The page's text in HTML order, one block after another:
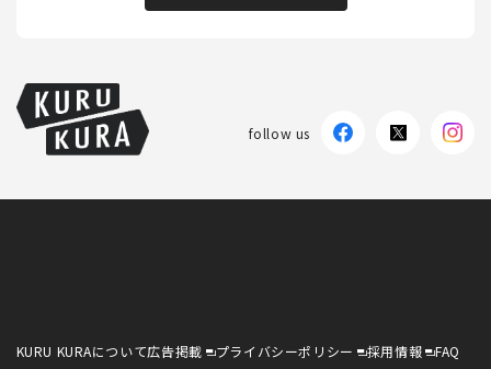
follow us
KURU KURAについて広告掲載 プライバシーポリシー 採用情報 FAQ